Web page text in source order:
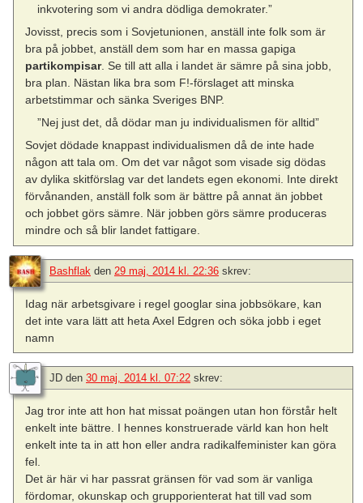
inkvotering som vi andra dödliga demokrater.”
Jovisst, precis som i Sovjetunionen, anställ inte folk som är
bra på jobbet, anställ dem som har en massa gapiga
partikompisar. Se till att alla i landet är sämre på sina jobb,
bra plan. Nästan lika bra som F!-förslaget att minska
arbetstimmar och sänka Sveriges BNP.
”Nej just det, då dödar man ju individualismen för alltid”
Sovjet dödade knappast individualismen då de inte hade
någon att tala om. Om det var något som visade sig dödas
av dylika skitförslag var det landets egen ekonomi. Inte direkt
förvånanden, anställ folk som är bättre på annat än jobbet
och jobbet görs sämre. När jobben görs sämre produceras
mindre och så blir landet fattigare.
Bashflak den 29 maj, 2014 kl. 22:36 skrev:
Idag när arbetsgivare i regel googlar sina jobbsökare, kan
det inte vara lätt att heta Axel Edgren och söka jobb i eget
namn
JD den 30 maj, 2014 kl. 07:22 skrev:
Jag tror inte att hon hat missat poängen utan hon förstår helt
enkelt inte bättre. I hennes konstruerade värld kan hon helt
enkelt inte ta in att hon eller andra radikalfeminister kan göra
fel.
Det är här vi har passrat gränsen för vad som är vanliga
fördomar, okunskap och grupporienterat hat till vad som